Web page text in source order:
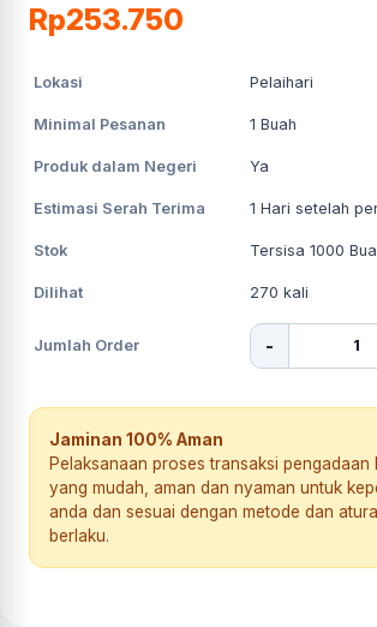
Rp253.750
Lokasi Pelaihari
Minimal Pesanan 1 Buah
Produk dalam Negeri Ya
Estimasi Serah Terima 1 Hari setelah
Stok Tersisa 1000
Dilihat 270 kali
Jumlah Order -
Jaminan 100% Aman
Pelaksanaan proses transaksi pengadaan
yang mudah, aman dan nyaman untuk
anda dan sesuai dengan metode dan
berlaku.